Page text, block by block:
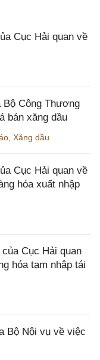
Cục Hải quan về
Bộ Công Thương
bán xăng dầu
Xăng dầu
Cục Hải quan về
hóa xuất nhập
Cục Hải quan
hóa tạm nhập tái
Bộ Nội vụ về việc